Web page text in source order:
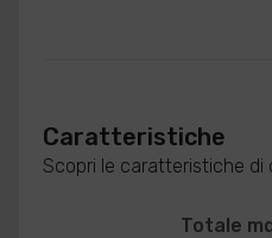
Caratteristiche
Scopri le caratteristiche di
Totale